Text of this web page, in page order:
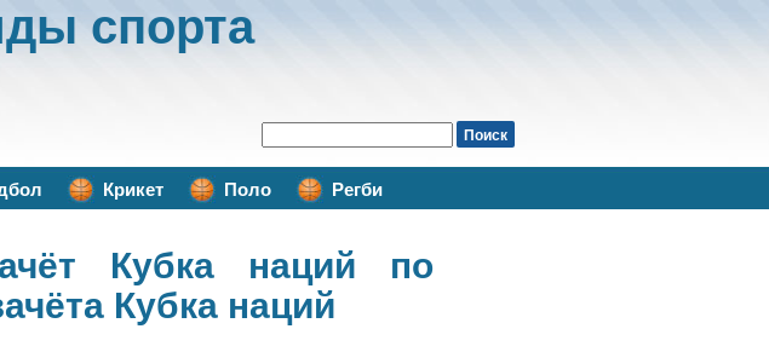
спорта
Крикет Поло Регби
Кубка наций по
Кубка наций